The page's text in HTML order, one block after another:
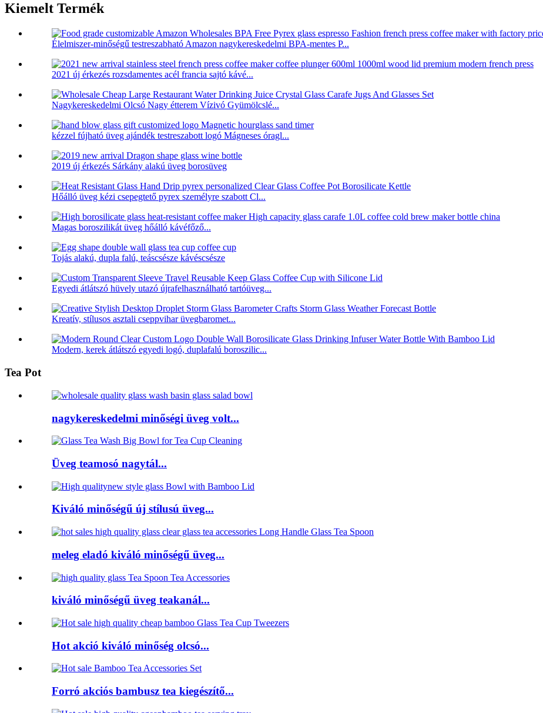
Kiemelt Termék
Élelmiszer-minőségű testreszabható Amazon nagykereskedelmi BPA-mentes P...
2021 új érkezés rozsdamentes acél francia sajtó kávé...
Nagykereskedelmi Olcsó Nagy étterem Vízivó Gyümölcslé...
kézzel fújható üveg ajándék testreszabott logó Mágneses óragl...
2019 új érkezés Sárkány alakú üveg borosüveg
Hőálló üveg kézi csepegtető pyrex személyre szabott Cl...
Magas boroszilikát üveg hőálló kávéfőző...
Tojás alakú, dupla falú, teáscsésze kávéscsésze
Egyedi átlátszó hüvely utazó újrafelhasználható tartóüveg...
Kreatív, stílusos asztali cseppvihar üvegbaromet...
Modern, kerek átlátszó egyedi logó, duplafalú boroszilic...
Tea Pot
nagykereskedelmi minőségi üveg volt...
Üveg teamosó nagytál...
Kiváló minőségű új stílusú üveg...
meleg eladó kiváló minőségű üveg...
kiváló minőségű üveg teakanál...
Hot akció kiváló minőség olcsó...
Forró akciós bambusz tea kiegészítő...